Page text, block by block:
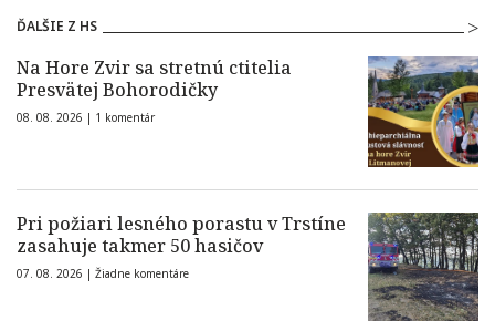
ĎALŠIE Z HS
Na Hore Zvir sa stretnú ctitelia
Presvätej Bohorodičky
08. 08. 2026 | 1 komentár
Pri požiari lesného porastu v Trstíne
zasahuje takmer 50 hasičov
07. 08. 2026 | Žiadne komentáre